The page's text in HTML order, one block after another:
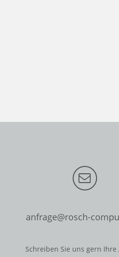
anfrage@rosch-
Schreiben Sie uns gern Ihre